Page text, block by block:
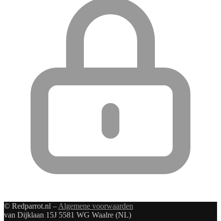
© Redparrot.nl – Algemene voorwaarden
van Dijklaan 15J 5581 WG Waalre (NL)